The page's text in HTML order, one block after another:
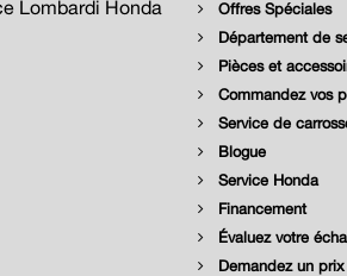
Lombardi Honda
Offres Spéciales
Département de
Pièces et
Commandez vos
Service de
Blogue
Service Honda
Financement
Évaluez votre
Demandez un prix